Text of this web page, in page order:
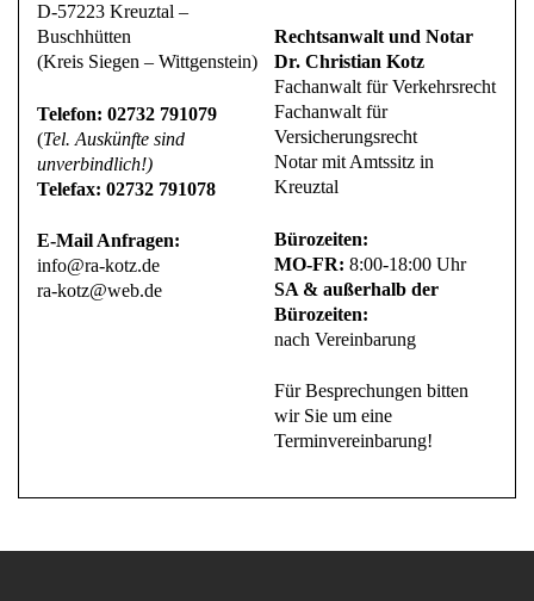
D-57223 Kreuztal –
Buschhütten
(Kreis Siegen – Wittgenstein)
Telefon: 02732 791079
(Tel. Auskünfte sind
unverbindlich!)
Telefax: 02732 791078
E-Mail Anfragen:
info@ra-kotz.de
ra-kotz@web.de
Rechtsanwalt und Notar
Dr. Christian Kotz
Fachanwalt für Verkehrsrecht
Fachanwalt für
Versicherungsrecht
Notar mit Amtssitz in
Kreuztal
Bürozeiten:
MO-FR:8:00-18:00 Uhr
SA & außerhalb der
Bürozeiten:
nach Vereinbarung
Für Besprechungen bitten
wir Sie um eine
Terminvereinbarung!